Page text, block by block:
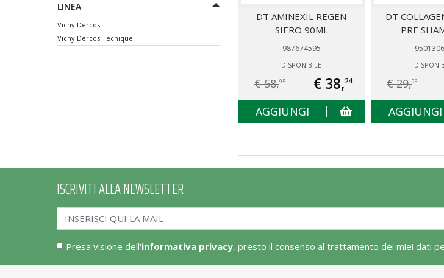
Biothymus
Braderm
Caudalie
Goovi
Guam
Idee Innovative
Klorane
Labcare
Lendinout
L'erbolario
LINEA
Vichy Dercos
Vichy Dercos Tecnique
DT AMINEXIL REGEN
SIERO 90ML
987674595
DISPONIBILE
€ 58,95 € 38,24
AGGIUNGI
DT
PRE
€ 29,96
AGGIUNGI
ISCRIVITI ALLA NEWSLETTER
Presa visione dell'informativa privacy, presto il consenso al trattamento dei miei dati